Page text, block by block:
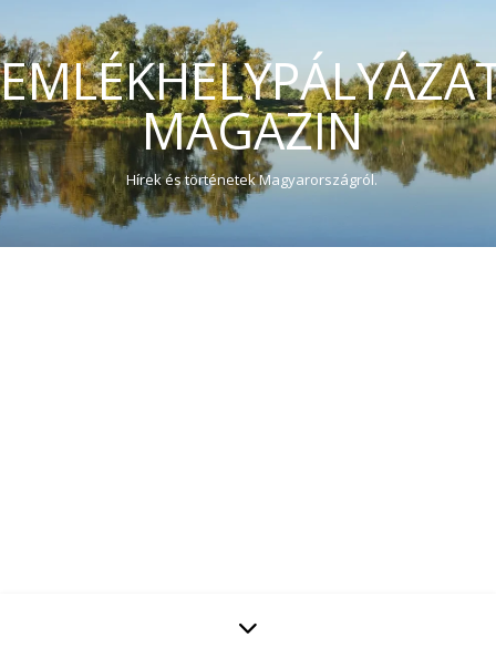
MAGAZIN
Hírek és történetek Magyarországról.